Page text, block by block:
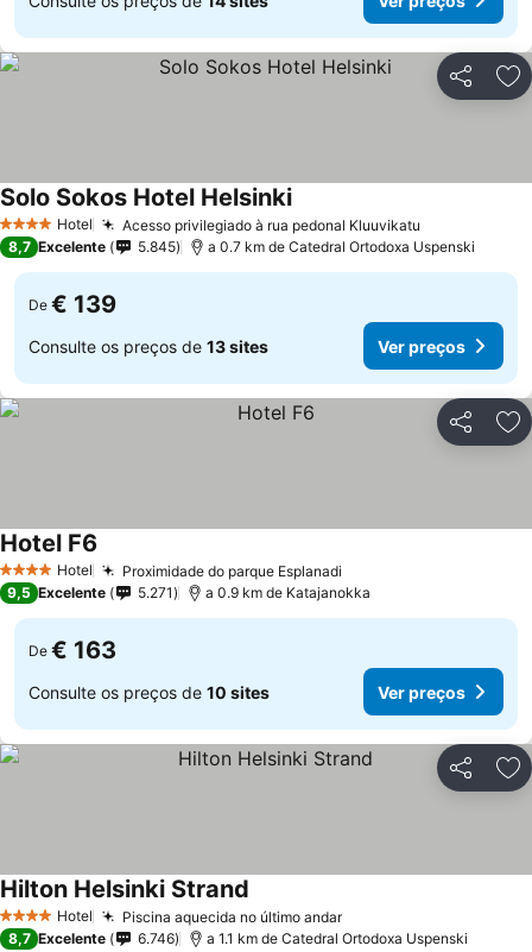
Partilhar
4 EstrelasHotel Acesso privilegiado à rua pedonal Kluuvikatu
Solo Sokos Hotel HelsinkiVer preços
8,7 Excelente 5.845 a 0.7 km de Catedral Ortodoxa Uspenski
De € 139
Consulte os preços de 13 sites Ver preços
Partilhar
4 EstrelasHotel Proximidade do parque Esplanadi
Hotel F6
9,5 Excelente 5.271 a 0.9 km de Katajanokka
De € 163
Consulte os preços de 10 sites Ver preços
Partilhar
4 EstrelasHotel Piscina aquecida no último andarVer preços
Hilton Helsinki Strand
8,7 Excelente 6.746 a 1.1 km de Catedral Ortodoxa Uspenski